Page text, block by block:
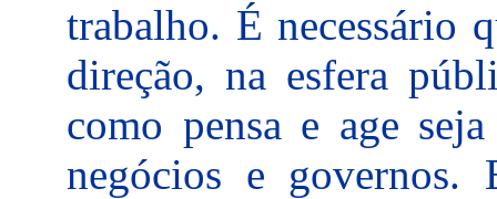
trabalho. É necessário
direção, na esfera
como pensa e age
negócios e governos.